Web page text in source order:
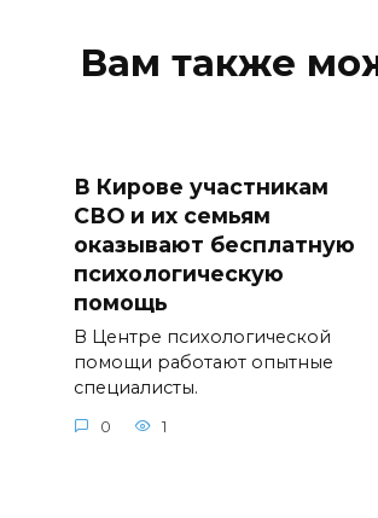
Вам также
В Кирове участникам
СВО и их семьям
оказывают бесплатную
психологическую
помощь
В Центре психологической
помощи работают опытные
специалисты.
0 1